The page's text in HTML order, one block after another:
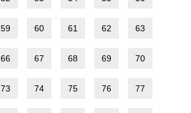
59 60 61 62 63
66 67 68 69 70
73 74 75 76 77